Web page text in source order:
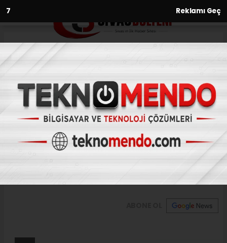
6 Reklamı Geç
Anasayfa
60 metre uzunluğundaki
pervaneler böyle taşındı
15.06.2021 - 11:43, Güncelleme: 15.06.2021 - 11:43
Sivas'ın Gürün ilçesinde 60 metre
uzunluğundaki rüzgar gülü pervanelerinin
geçişi şaşkınlığa neden oldu.